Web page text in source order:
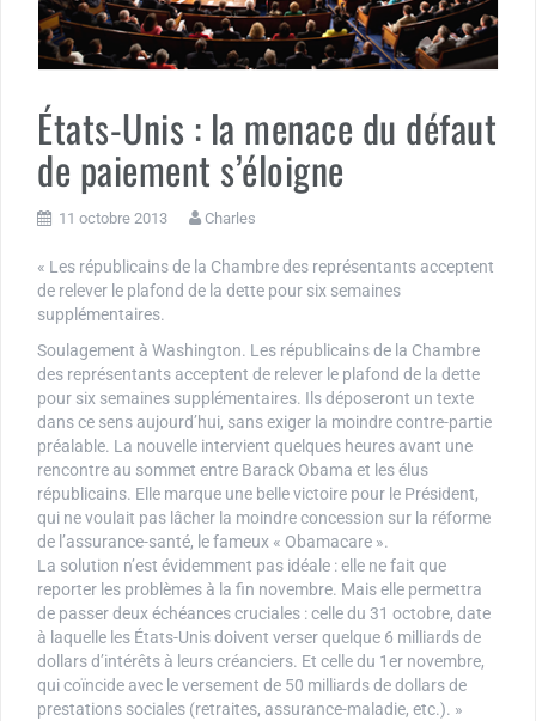
États-Unis : la menace du défaut
de paiement s’éloigne
11 octobre 2013 Charles
« Les républicains de la Chambre des représentants acceptent
de relever le plafond de la dette pour six semaines
supplémentaires.
Soulagement à Washington. Les républicains de la Chambre
des représentants acceptent de relever le plafond de la dette
pour six semaines supplémentaires. Ils déposeront un texte
dans ce sens aujourd’hui, sans exiger la moindre contre-partie
préalable. La nouvelle intervient quelques heures avant une
rencontre au sommet entre Barack Obama et les élus
républicains. Elle marque une belle victoire pour le Président,
qui ne voulait pas lâcher la moindre concession sur la réforme
de l’assurance-santé, le fameux « Obamacare ».
La solution n’est évidemment pas idéale : elle ne fait que
reporter les problèmes à la fin novembre. Mais elle permettra
de passer deux échéances cruciales : celle du 31 octobre, date
à laquelle les États-Unis doivent verser quelque 6 milliards de
dollars d’intérêts à leurs créanciers. Et celle du 1er novembre,
qui coïncide avec le versement de 50 milliards de dollars de
prestations sociales (retraites, assurance-maladie, etc.). »